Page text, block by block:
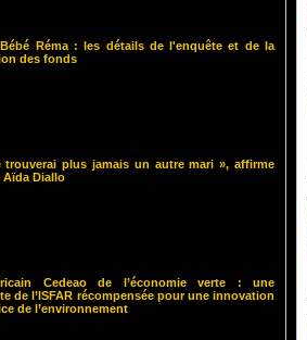
Réma : les détails de l'enquête et de la
des fonds
trouverai plus jamais un autre mari », affirme
Aïda Diallo
Cedeao de l’économie verte : une
de l’ISFAR récompensée pour une innovation
de l’environnement